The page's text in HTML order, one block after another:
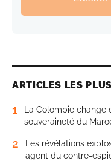
ARTICLES LES
1
La Colombie
souveraineté du
2
Les révélations
agent du contre-